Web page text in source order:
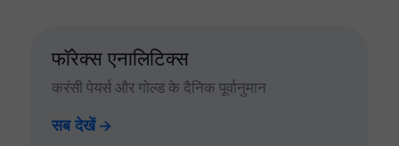
फॉरेक्स एनालिटिक्स
करंसी पेयर्स और गोल्ड के दैनिक पूर्वानुमान
सब देखें